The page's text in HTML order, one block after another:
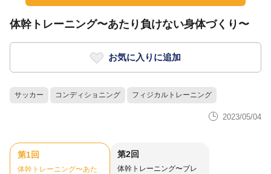
体幹トレーニング〜あたり負けない身体づくり〜
お気に入りに追加
サッカー コンディショニング フィジカルトレーニング
2023/05/04
第1回
体幹トレーニング〜あた
第2回
体幹トレーニング〜ブレ